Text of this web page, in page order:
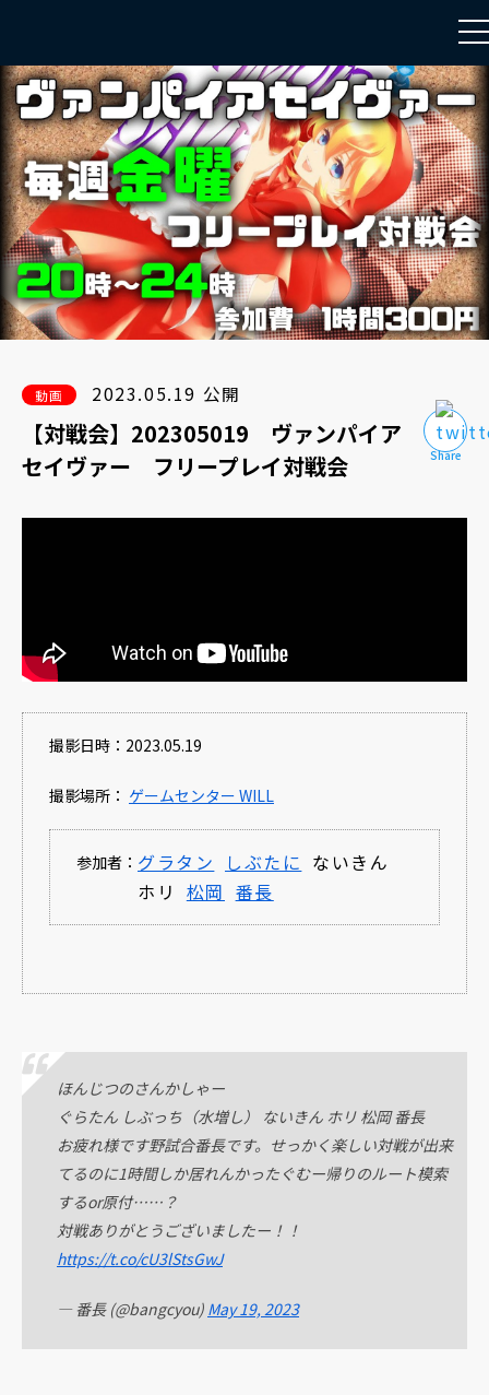
動画 2023.05.19 公開
【対戦会】202305019 ヴァンパイア
セイヴァー フリープレイ対戦会
撮影日時：2023.05.19
撮影場所： ゲームセンター WILL
参加者： グラタン しぶたに ないきん
ホリ 松岡 番長
ほんじつのさんかしゃー
ぐらたん しぶっち（水増し） ないきん ホリ 松岡 番長
お疲れ様です野試合番長です。せっかく楽しい対戦が出来
てるのに1時間しか居れんかったぐむー帰りのルート模索
するor原付……？
対戦ありがとうございましたー！！
https://t.co/cU3lStsGwJ
— 番長 (@bangcyou) May 19, 2023